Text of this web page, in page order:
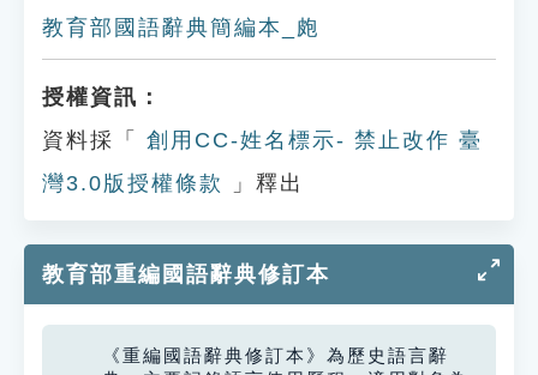
教育部國語辭典簡編本_皰
授權資訊：
資料採「
創用CC-姓名標示- 禁止改作 臺
灣3.0版授權條款
」釋出
教育部重編國語辭典修訂本
《重編國語辭典修訂本》為歷史語言辭